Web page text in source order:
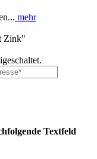
mehr
Zink"
Textfeld